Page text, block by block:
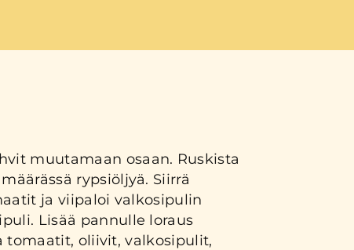
muutamaan osaan. Ruskista
rypsiöljyä. Siirrä
ja viipaloi valkosipulin
Lisää pannulle loraus
tomaatit, oliivit, valkosipulit,